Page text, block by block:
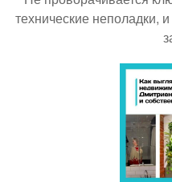
технические неполадки,